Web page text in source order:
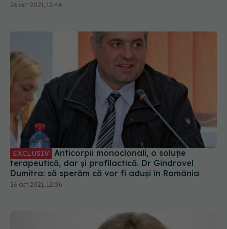
26 oct 2021, 12:46
EXCLUSIV
terapeutică, dar și profilactică. Dr Gindrovel
Dumitra: să sperăm că vor fi aduși în România
26 oct 2021, 12:06